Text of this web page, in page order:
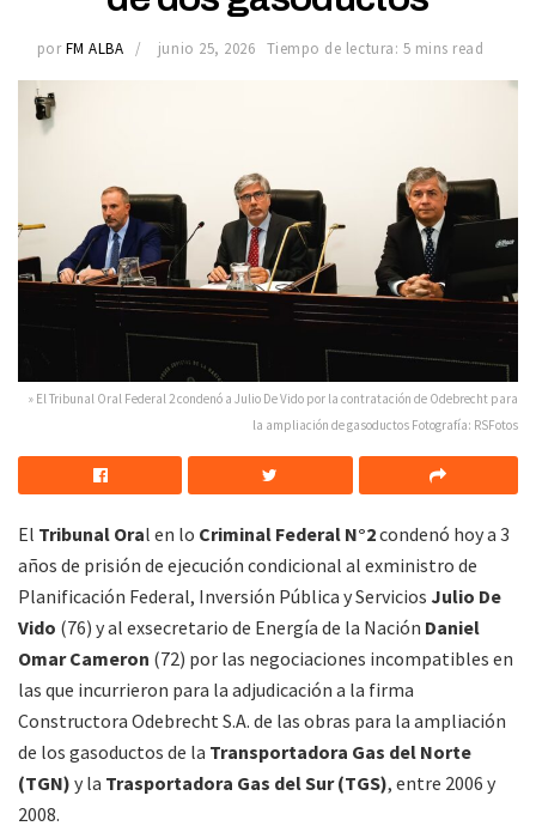
por FM ALBA junio 25, 2026 Tiempo de lectura: 5 mins read
» El Tribunal Oral Federal 2 condenó a Julio De Vido por la contratación de Odebrecht para
la ampliación de gasoductos Fotografía: RSFotos
El Tribunal Oral en lo Criminal Federal N°2condenó hoy a 3
años de prisión de ejecución condicional al exministro de
Planificación Federal, Inversión Pública y Servicios Julio De
Vido (76) y al exsecretario de Energía de la Nación Daniel
Omar Cameron (72) por las negociaciones incompatibles en
las que incurrieron para la adjudicación a la firma
Constructora Odebrecht S.A. de las obras para la ampliación
de los gasoductos de la Transportadora Gas del Norte
(TGN) y la Trasportadora Gas del Sur (TGS), entre 2006 y
2008.